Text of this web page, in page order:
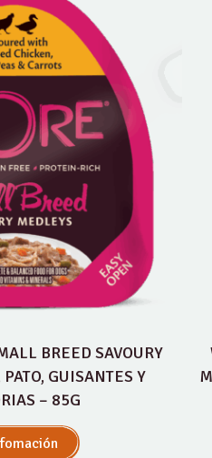
BREED SAVOURY
GUISANTES Y
– 85G